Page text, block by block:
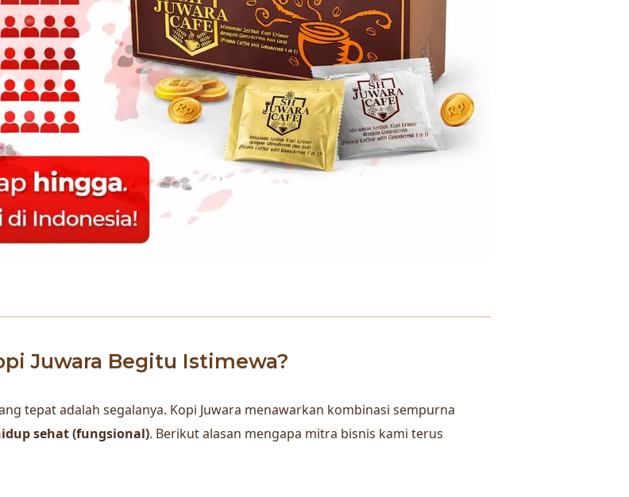
Juwara Begitu Istimewa?
tepat adalah segalanya. Kopi Juwara menawarkan kombinasi sempurna
sehat (fungsional). Berikut alasan mengapa mitra bisnis kami terus